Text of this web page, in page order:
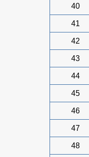
40
41
42
43
44
45
46
47
48